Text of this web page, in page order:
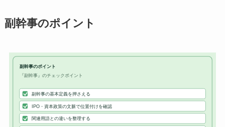
副幹事のポイント
副幹事のポイント
『副幹事』のチェックポイント
副幹事の基本定義を押さえる
IPO・資本政策の文脈で位置付けを確認
関連用語との違いを整理する